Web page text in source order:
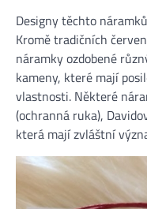
Designy těchto
Kromě tradičních
náramky ozdobené
kameny, které mají
vlastnosti. Některé
(ochranná ruka),
která mají zvláštní